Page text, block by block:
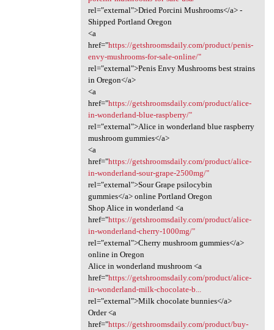
rel="external">Dried Porcini Mushrooms</a> -
Shipped Portland Oregon
<a
href="https://getshroomsdaily.com/product/penis-
envy-mushrooms-for-sale-online/"
rel="external">Penis Envy Mushrooms best strains
in Oregon</a>
<a
href="https://getshroomsdaily.com/product/alice-
in-wonderland-blue-raspberry/"
rel="external">Alice in wonderland blue raspberry
mushroom gummies</a>
<a
href="https://getshroomsdaily.com/product/alice-
in-wonderland-sour-grape-2500mg/"
rel="external">Sour Grape psilocybin
gummies</a> online Portland Oregon
Shop Alice in wonderland <a
href="https://getshroomsdaily.com/product/alice-
in-wonderland-cherry-1000mg/"
rel="external">Cherry mushroom gummies</a>
online in Oregon
Alice in wonderland mushroom <a
href="https://getshroomsdaily.com/product/alice-
in-wonderland-milk-chocolate-b...
rel="external">Milk chocolate bunnies</a>
Order <a
href="https://getshroomsdaily.com/product/buy-